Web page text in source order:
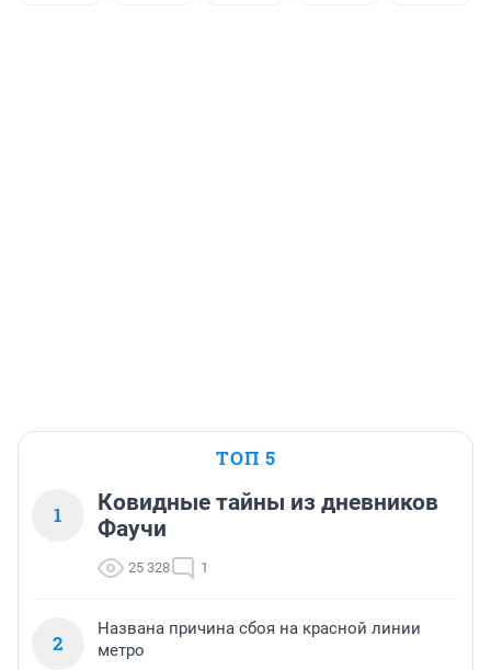
ТОП 5
1
Ковидные тайны из дневников
Фаучи
25 328 1
2
Названа причина сбоя на красной линии
метро